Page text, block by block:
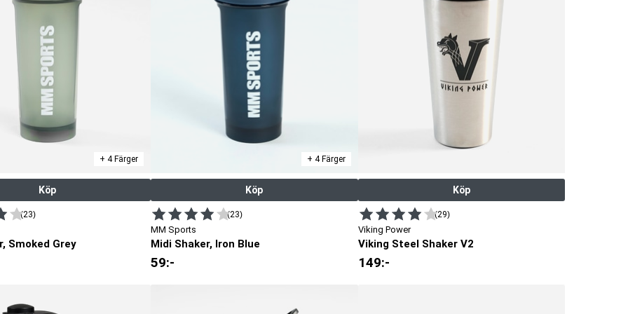
och kan hålla drycken kall längre. Den passar bra för dig som vill ha
vid blandning av pulver och vätska. Mixerbollen rör om
varje gång.
eller snacks. Det gör det enkelt att förbereda flera portioner i förväg
träningspass. De vanligaste storlekarna varierar mellan 300 ml och
din dryck och ditt träningsupplägg. För kortare pass eller som ett
perfekt, medan större shakers är
a för de som vill blanda
+ 4 Färger
Köp
(23)
Smoked Grey
+ 4 Färger
Köp
(23)
MM Sports
Midi Shaker, Iron Blue
59:-
Köp
(29)
Viking Power
Viking Steel Shaker V2
149:-